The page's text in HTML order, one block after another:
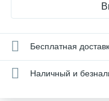
Бесплатная
Наличный и